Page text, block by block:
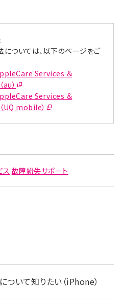
こちら
が対象です。
ついては、以下のページをご
Services ＆
）
Services ＆
UQ mobile）
ス 故障紛失サポート
ついて知りたい（iPhone）